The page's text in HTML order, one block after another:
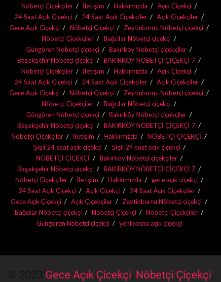
Nöbetçi Çiçekçiler
İletişim Hakkımızda
Açık Çiçekçi
24 Saat Açık Çiçekçi
24 Saat Açık Çiçekçiler
Açık Çiçekçiler
Gece Açık Çiçekçi
Nöbetçi Çiçekçi
Zeytinburnu Nöbetçi çiçekçi
Nöbetçi Çiçekçiler
Bağcılar Nöbetçi çiçekçi
Güngören Nöbetçi çiçekçi
Bakırköy Nöbetçi çiçekçiler
Başakşehir Nöbetçi çiçekçi
BAKIRKÖY NÖBETÇİ ÇİÇEKÇİ 7
Nöbetçi Çiçekçiler
İletişim Hakkımızda
Açık Çiçekçi
24 Saat Açık Çiçekçi
24 Saat Açık Çiçekçiler
Açık Çiçekçiler
Gece Açık Çiçekçi
Nöbetçi Çiçekçi
Zeytinburnu Nöbetçi çiçekçi
Nöbetçi Çiçekçiler
Bağcılar Nöbetçi çiçekçi
Güngören Nöbetçi çiçekçi
Bakırköy Nöbetçi çiçekçiler
Başakşehir Nöbetçi çiçekçi
BAKIRKÖY NÖBETÇİ ÇİÇEKÇİ 7
Nöbetçi Çiçekçiler
İletişim Hakkımızda
NÖBETÇİ ÇİÇEKÇİ
Şişli 24 saat açık çiçekçi
Şişli 24 saat açık çiçekçi
NÖBETÇİ ÇİÇEKÇİ
Bakırköy Nöbetçi çiçekçiler
Başakşehir Nöbetçi çiçekçi
BAKIRKÖY NÖBETÇİ ÇİÇEKÇİ 7
Nöbetçi Çiçekçiler
İletişim Hakkımızda
gece açık çiçekçi
24 Saat Açık Çiçekçi
Açık Çiçekçi
24 Saat Açık Çiçekçiler
Gece Açık Çiçekçi
Açık Çiçekçiler
Zeytinburnu Nöbetçi çiçekçi
Bağcılar Nöbetçi çiçekçi
Nöbetçi Çiçekçi
Nöbetçi Çiçekçiler
Güngören Nöbetçi çiçekçi
yenibosna açık çiçekçi
Gece Açık Çicekçi Nöbetçi Çiçekçi